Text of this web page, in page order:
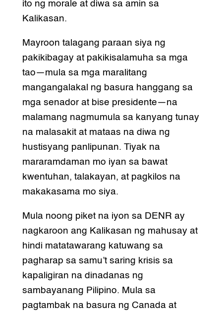
ito ng morale at diwa sa amin sa
Kalikasan.
Mayroon talagang paraan siya ng
pakikibagay at pakikisalamuha sa mga
tao—mula sa mga maralitang
mangangalakal ng basura hanggang sa
mga senador at bise presidente—na
malamang nagmumula sa kanyang tunay
na malasakit at mataas na diwa ng
hustisyang panlipunan. Tiyak na
mararamdaman mo iyan sa bawat
kwentuhan, talakayan, at pagkilos na
makakasama mo siya.
Mula noong piket na iyon sa DENR ay
nagkaroon ang Kalikasan ng mahusay at
hindi matatawarang katuwang sa
pagharap sa samu’t saring krisis sa
kapaligiran na dinadanas ng
sambayanang Pilipino. Mula sa
pagtambak na basura ng Canada at